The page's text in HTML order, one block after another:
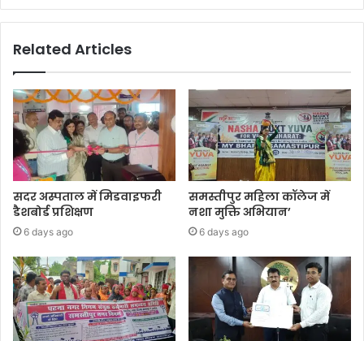
Related Articles
सदर अस्पताल में मिडवाइफरी
डैशबोर्ड प्रशिक्षण
6 days ago
समस्तीपुर महिला कॉलेज में
नशा मुक्ति अभियान’
6 days ago